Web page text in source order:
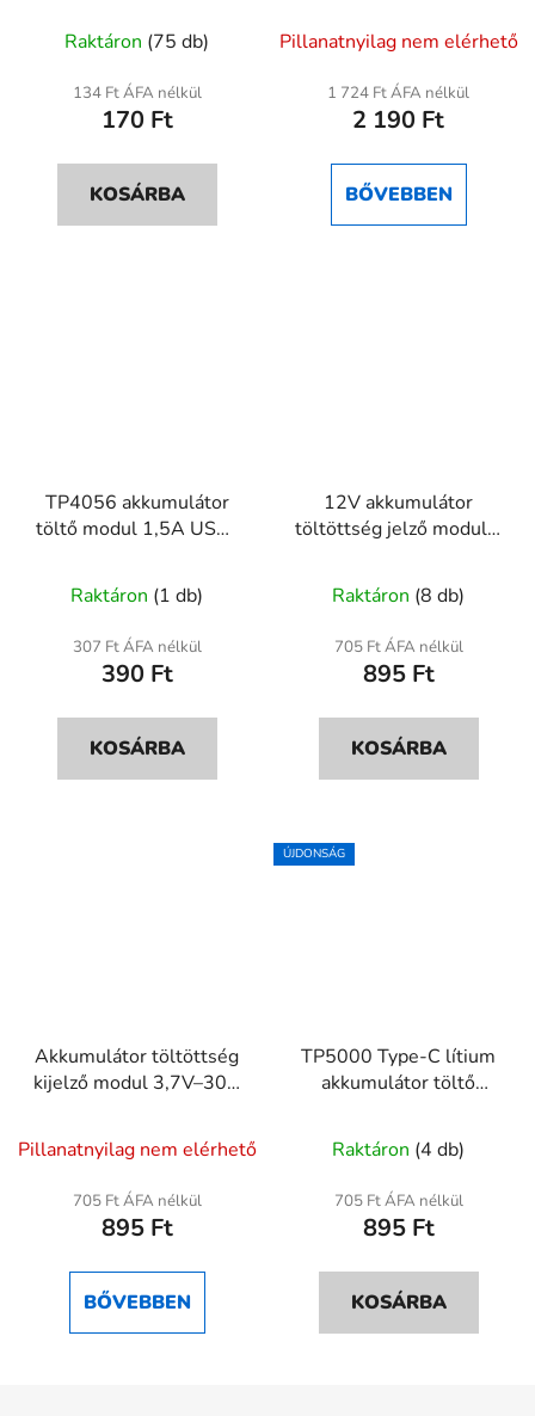
Raktáron (75 db)
134 Ft ÁFA nélkül
170 Ft
KOSÁRBA
Pillanatnyilag nem elérhető
1 724 Ft ÁFA nélkül
2 190 Ft
BŐVEBBEN
TP4056 akkumulátor
töltő modul 1,5A USB-
egycellás töltő
Raktáron (1 db)
307 Ft ÁFA nélkül
390 Ft
KOSÁRBA
12V akkumulátor
töltöttség jelző modul –
termék
átlagos
értékelése
ből
Raktáron (8 db)
705 Ft ÁFA nélkül
895 Ft
KOSÁRBA
Akkumulátor töltöttség
kijelző modul 3,7V–30V
termék
átlagos
értékelése
ből
Pillanatnyilag nem elérhető
705 Ft ÁFA nélkül
895 Ft
BŐVEBBEN
ÚJDONSÁG
TP5000 Type-C lítium
akkumulátor töltő
Li-ion és LiFePO4
akkuhoz védelemmel
Raktáron (4 db)
705 Ft ÁFA nélkül
895 Ft
KOSÁRBA